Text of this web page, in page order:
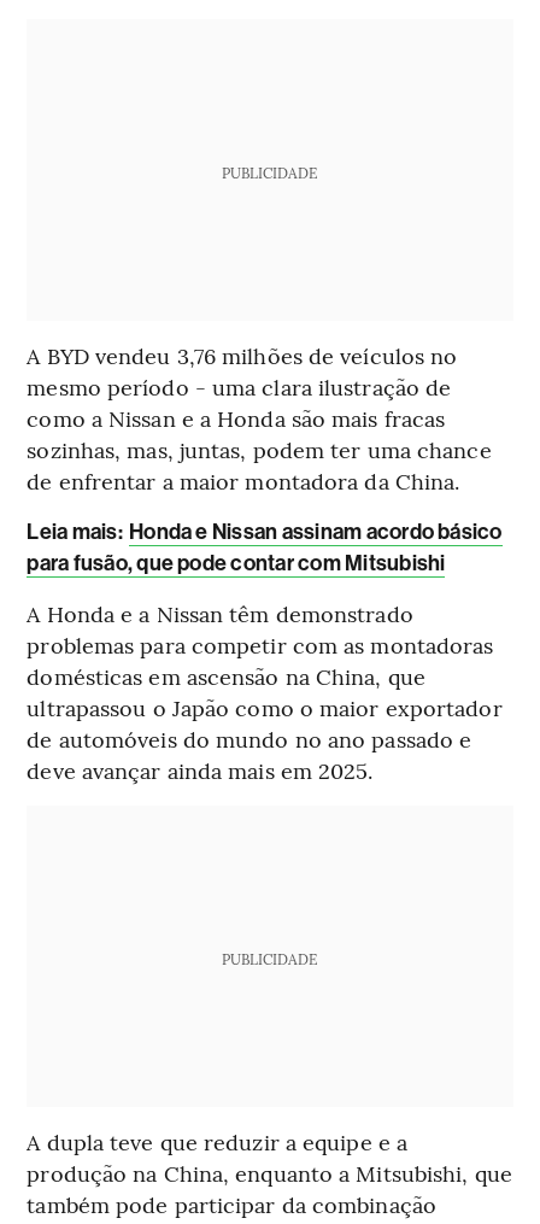
PUBLICIDADE
A BYD vendeu 3,76 milhões de veículos no
mesmo período - uma clara ilustração de
como a Nissan e a Honda são mais fracas
sozinhas, mas, juntas, podem ter uma chance
de enfrentar a maior montadora da China.
Leia mais: Honda e Nissan assinam acordo básico
para fusão, que pode contar com Mitsubishi
A Honda e a Nissan têm demonstrado
problemas para competir com as montadoras
domésticas em ascensão na China, que
ultrapassou o Japão como o maior exportador
de automóveis do mundo no ano passado e
deve avançar ainda mais em 2025.
PUBLICIDADE
A dupla teve que reduzir a equipe e a
produção na China, enquanto a Mitsubishi, que
também pode participar da combinação